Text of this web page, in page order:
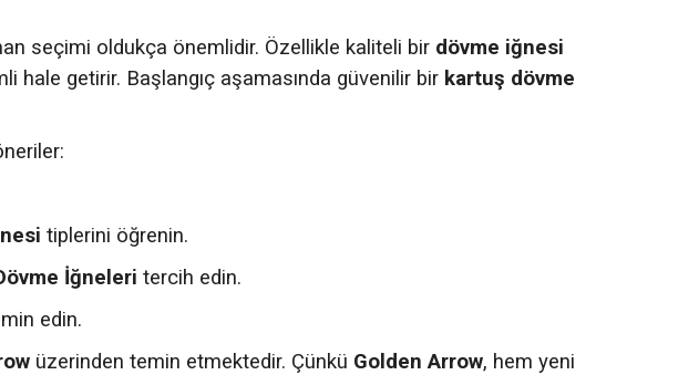
seçimi oldukça önemlidir. Özellikle kaliteli bir dövme iğnesi
hale getirir. Başlangıç aşamasında güvenilir bir kartuş dövme
tiplerini öğrenin.
İğneleri tercih edin.
edin.
üzerinden temin etmektedir. Çünkü Golden Arrow, hem yeni